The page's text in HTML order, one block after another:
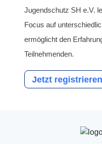
Jugendschutz SH e.V.
Focus auf
ermöglicht den
Teilnehmenden.
Jetzt registrieren